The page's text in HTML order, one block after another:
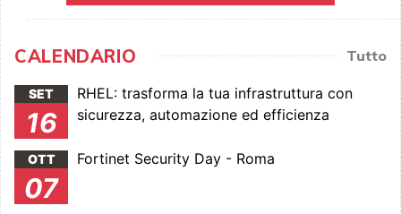
CALENDARIO Tutto
SET
16
RHEL: trasforma la tua infrastruttura con
sicurezza, automazione ed efficienza
OTT
07
Fortinet Security Day - Roma